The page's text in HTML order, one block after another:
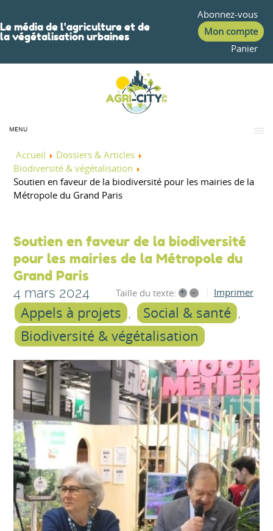
Le média de l'agriculture et de
la végétalisation urbaines
Abonnez-vous
Mon compte
Panier
MENU
Accueil
Dossiers & Articles
Biodiversité & végétalisation
Soutien en faveur de la biodiversité pour les mairies de la
Métropole du Grand Paris
Soutien en faveur de la biodiversité
pour les mairies de la Métropole du
Grand Paris
4 mars 2024 Taille du texte: + – Imprimer
Appels à projets
Social & santé
Biodiversité & végétalisation